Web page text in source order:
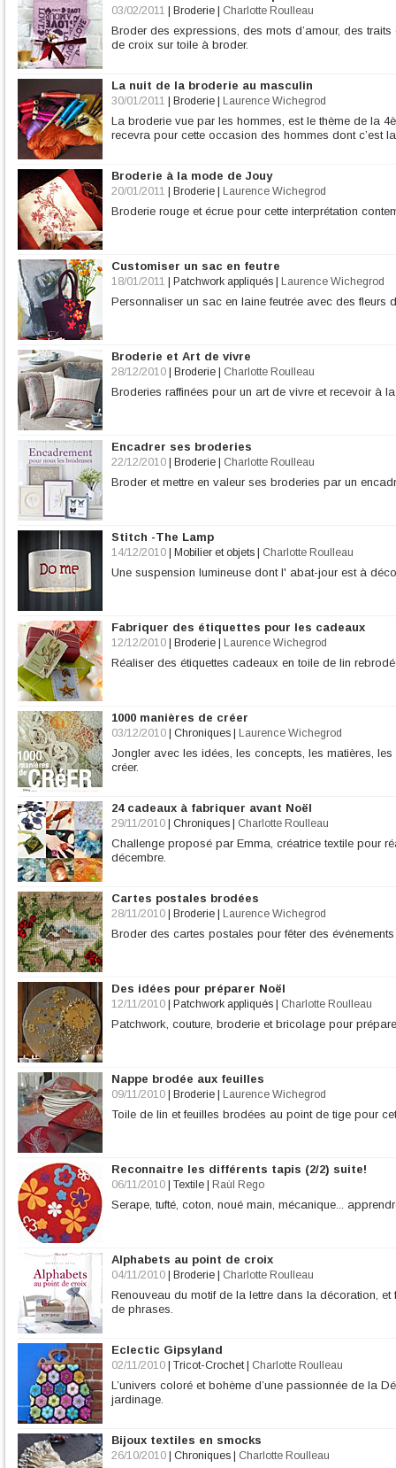
03/02/2011 Broderie Charlotte Roulleau
Broder des expressions, des mots d’amour, des
de croix sur toile à broder.
La nuit de la broderie au masculin
30/01/2011 Broderie Laurence Wichegrod
La broderie vue par les hommes, est le thème de la
recevra pour cette occasion des hommes dont c’est
Broderie à la mode de Jouy
20/01/2011 Broderie Laurence Wichegrod
Broderie rouge et écrue pour cette interprétation
Customiser un sac en feutre
18/01/2011 Patchwork appliqués Laurence Wichegrod
Personnaliser un sac en laine feutrée avec des fleurs
Broderie et Art de vivre
28/12/2010 Broderie Charlotte Roulleau
Broderies raffinées pour un art de vivre et recevoir à
Encadrer ses broderies
22/12/2010 Broderie Charlotte Roulleau
Broder et mettre en valeur ses broderies par un
Stitch -The Lamp
14/12/2010 Mobilier et objets Charlotte Roulleau
Une suspension lumineuse dont l' abat-jour est à
Fabriquer des étiquettes pour les cadeaux
12/12/2010 Broderie Laurence Wichegrod
Réaliser des étiquettes cadeaux en toile de lin
1000 manières de créer
03/12/2010 Chroniques Laurence Wichegrod
Jongler avec les idées, les concepts, les matières,
créer.
24 cadeaux à fabriquer avant Noël
29/11/2010 Chroniques Charlotte Roulleau
Challenge proposé par Emma, créatrice textile pour
décembre.
Cartes postales brodées
28/11/2010 Broderie Laurence Wichegrod
Broder des cartes postales pour fêter des événements
Des idées pour préparer Noël
12/11/2010 Patchwork appliqués Charlotte Roulleau
Patchwork, couture, broderie et bricolage pour
Nappe brodée aux feuilles
09/11/2010 Broderie Laurence Wichegrod
Toile de lin et feuilles brodées au point de tige pour
Reconnaitre les différents tapis (2/2) suite!
06/11/2010 Textile Raùl Rego
Serape, tufté, coton, noué main, mécanique...
Alphabets au point de croix
04/11/2010 Broderie Charlotte Roulleau
Renouveau du motif de la lettre dans la décoration,
de phrases.
Eclectic Gipsyland
02/11/2010 Tricot-Crochet| Charlotte Roulleau
L’univers coloré et bohème d’une passionnée de la
jardinage.
Bijoux textiles en smocks
26/10/2010 Chroniques Charlotte Roulleau